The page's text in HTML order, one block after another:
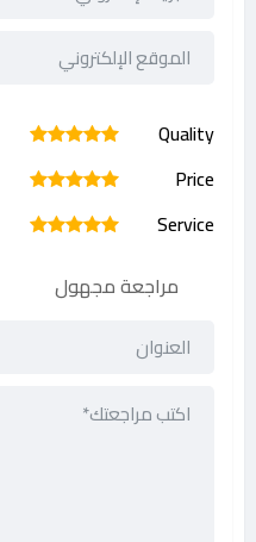
Quality
5
4
3
2
Price
5
4
3
2
Service
5
4
3
2
مراجعة مجهول